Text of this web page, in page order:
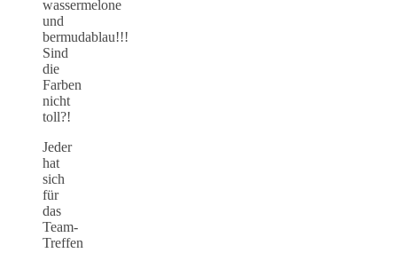
wassermelone
und
bermudablau!!!
Sind
die
Farben
nicht
toll?!
Jeder
hat
sich
für
das
Team-
Treffen